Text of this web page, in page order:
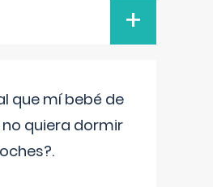
+
que mí bebé de
quiera dormir